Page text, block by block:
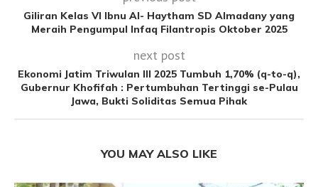
Giliran Kelas VI Ibnu Al- Haytham SD Almadany yang
Meraih Pengumpul Infaq Filantropis Oktober 2025
next post
Ekonomi Jatim Triwulan III 2025 Tumbuh 1,70% (q-to-q),
Gubernur Khofifah : Pertumbuhan Tertinggi se-Pulau
Jawa, Bukti Soliditas Semua Pihak
YOU MAY ALSO LIKE